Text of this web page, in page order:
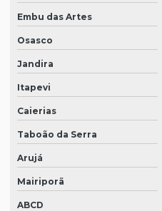
Embu das Artes
Osasco
Jandira
Itapevi
Caierias
Taboão da Serra
Arujá
Mairiporã
ABCD